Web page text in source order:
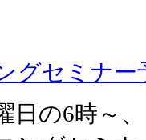
グセミナー
日の6時～